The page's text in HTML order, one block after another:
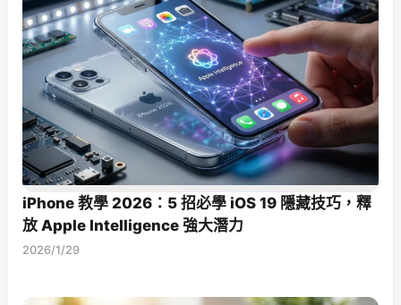
iPhone 教學 2026：5 招必學 iOS 19 隱藏技巧，釋
放 Apple Intelligence 強大潛力
2026/1/29